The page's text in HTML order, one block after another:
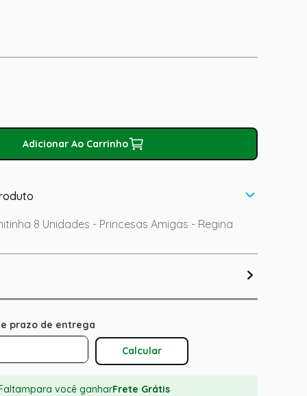
Adicionar Ao Carrinho
8 Unidades - Princesas Amigas - Regina
Calcular O Frete
para você ganharFrete Grátis